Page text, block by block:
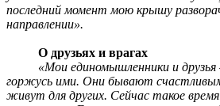
последний момент мою крышу
направлении».
О друзьях и врагах
«Мои единомышленники и
горжусь ими. Они бывают
живут для других. Сейчас такое